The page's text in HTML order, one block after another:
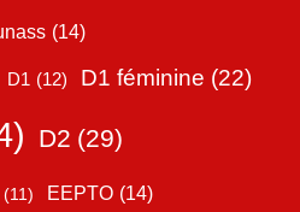
(14)
D1 (12) D1 féminine (22)
D2 (29)
(11) EEPTO (14)